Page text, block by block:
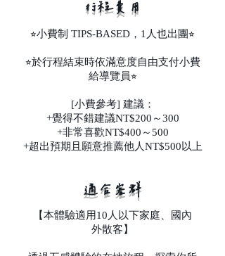
​行程費用
⭐︎小費制 TIPS-BASED，1人也出團⭐︎
⭐︎於行程結束時依滿意度自由支付小費
給導覽員⭐︎
[小費參考] 建議：
+覺得不錯建議NT$200～300
+非常喜歡NT$400～500
+超出預期且願意推薦他人NT$500以上
​適合客群
【本體驗適用10人以下家庭、國內
外散客】